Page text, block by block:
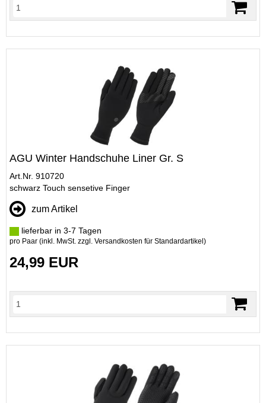
AGU Winter Handschuhe Liner Gr. S
Art.Nr. 910720
schwarz Touch sensetive Finger
zum Artikel
lieferbar in 3-7 Tagen
pro Paar (inkl. MwSt. zzgl. Versandkosten für Standardartikel )
24,99 EUR